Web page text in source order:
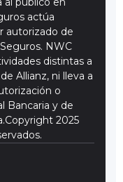
actúa
autorizado de
NWC
distintas a
Allianz, ni lleva a
o
Bancaria y de
2025